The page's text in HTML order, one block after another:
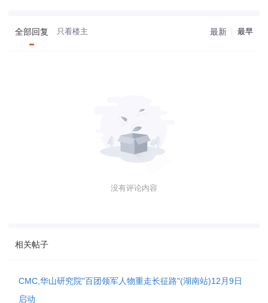
全部回复 只看楼主 最新 最早
没有评论内容
相关帖子
CMC,华山研究院"百团领军人物重走长征路"(湖南站)12月9日
启动